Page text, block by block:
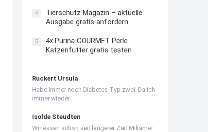
4
Tierschutz Magazin – aktuelle
Ausgabe gratis anfordern
5
4x Purina GOURMET Perle
Katzenfutter gratis testen
Ruckert Ursula
Habe immer noch Diabetes Typ zwei. Da ich
immer wieder…
Isolde Steudten
Wir essen schon seit längerer Zeit Milramer